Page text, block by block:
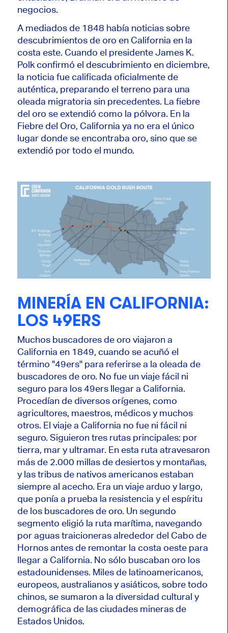
negocios.
A mediados de 1848 había noticias sobre
descubrimientos de oro en California en la
costa este. Cuando el presidente James K.
Polk confirmó el descubrimiento en diciembre,
la noticia fue calificada oficialmente de
auténtica, preparando el terreno para una
oleada migratoria sin precedentes. La fiebre
del oro se extendió como la pólvora. En la
Fiebre del Oro, California ya no era el único
lugar donde se encontraba oro, sino que se
extendió por todo el mundo.
MINERÍA EN CALIFORNIA:
LOS 49ERS
Muchos buscadores de oro viajaron a
California en 1849, cuando se acuñó el
término "49ers" para referirse a la oleada de
buscadores de oro. No fue un viaje fácil ni
seguro para los 49ers llegar a California.
Procedían de diversos orígenes, como
agricultores, maestros, médicos y muchos
otros. El viaje a California no fue ni fácil ni
seguro. Siguieron tres rutas principales: por
tierra, mar y ultramar. En esta ruta atravesaron
más de 2.000 millas de desiertos y montañas,
y las tribus de nativos americanos estaban
siempre al acecho. Era un viaje arduo y largo,
que ponía a prueba la resistencia y el espíritu
de los buscadores de oro. Un segundo
segmento eligió la ruta marítima, navegando
por aguas traicioneras alrededor del Cabo de
Hornos antes de remontar la costa oeste para
llegar a California. No sólo buscaban oro los
estadounidenses. Miles de latinoamericanos,
europeos, australianos y asiáticos, sobre todo
chinos, se sumaron a la diversidad cultural y
demográfica de las ciudades mineras de
Estados Unidos.